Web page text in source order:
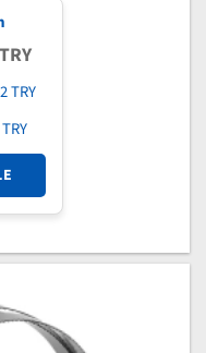
TRY